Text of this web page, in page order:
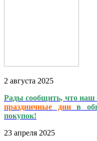
2 августа 2025
Рады сообщить, что наш
праздничные днив
покупок!
23 апреля 2025